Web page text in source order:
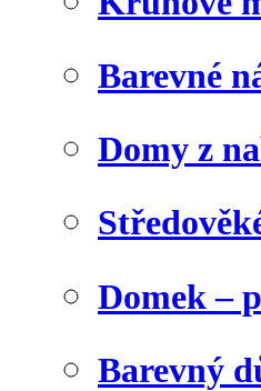
Barevné
Domy z
Domek –
Barevný